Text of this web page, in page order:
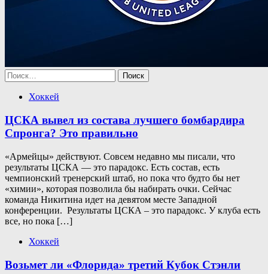
Найти:
Хоккей
ЦСКА вывел из состава лучшего бомбардира
Спронга? Это правильно
«Армейцы» действуют. Совсем недавно мы писали, что
результаты ЦСКА — это парадокс. Есть состав, есть
чемпионский тренерский штаб, но пока что будто бы нет
«химии», которая позволила бы набирать очки. Сейчас
команда Никитина идет на девятом месте Западной
конференции. Результаты ЦСКА – это парадокс. У клуба есть
все, но пока […]
Хоккей
Возьмет ли «Флорида» третий Кубок Стэнли